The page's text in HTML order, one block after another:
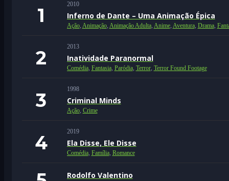
2010
Inferno de Dante – Uma Animação Épica
Ação, Animação, Animação Adulta, Anime, Aventura, Drama,
2013
Inatividade Paranormal
Comédia, Fantasia, Paródia, Terror, Terror Found Footage
1998
Criminal Minds
Ação, Crime
2019
Ela Disse, Ele Disse
Comédia, Família, Romance
Rodolfo Valentino